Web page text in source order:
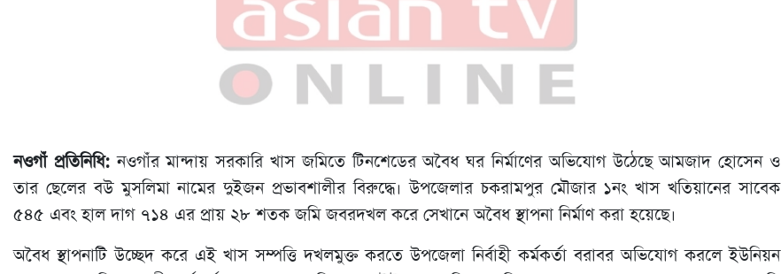
নওগাঁ প্রতিনিধি:নওগাঁর মান্দায় সরকারি খাস জমিতে টিনশেডের অবৈধ ঘর নির্মাণের অভিযোগ উঠেছে আমজাদ হোসেন ও
তার ছেলের বউ মুসলিমা নামের দুইজন প্রভাবশালীর বিরুদ্ধে। উপজেলার চকরামপুর মৌজার ১নং খাস খতিয়ানের সাবেক
৫৪৫ এবং হাল দাগ ৭১৪ এর প্রায় ২৮ শতক জমি জবরদখল করে সেখানে অবৈধ স্থাপনা নির্মাণ করা হয়েছে।
অবৈধ স্থাপনাটি উচ্ছেদ করে এই খাস সম্পত্তি দখলমুক্ত করতে উপজেলা নির্বাহী কর্মকর্তা বরাবর অভিযোগ করলে ইউনিয়ন